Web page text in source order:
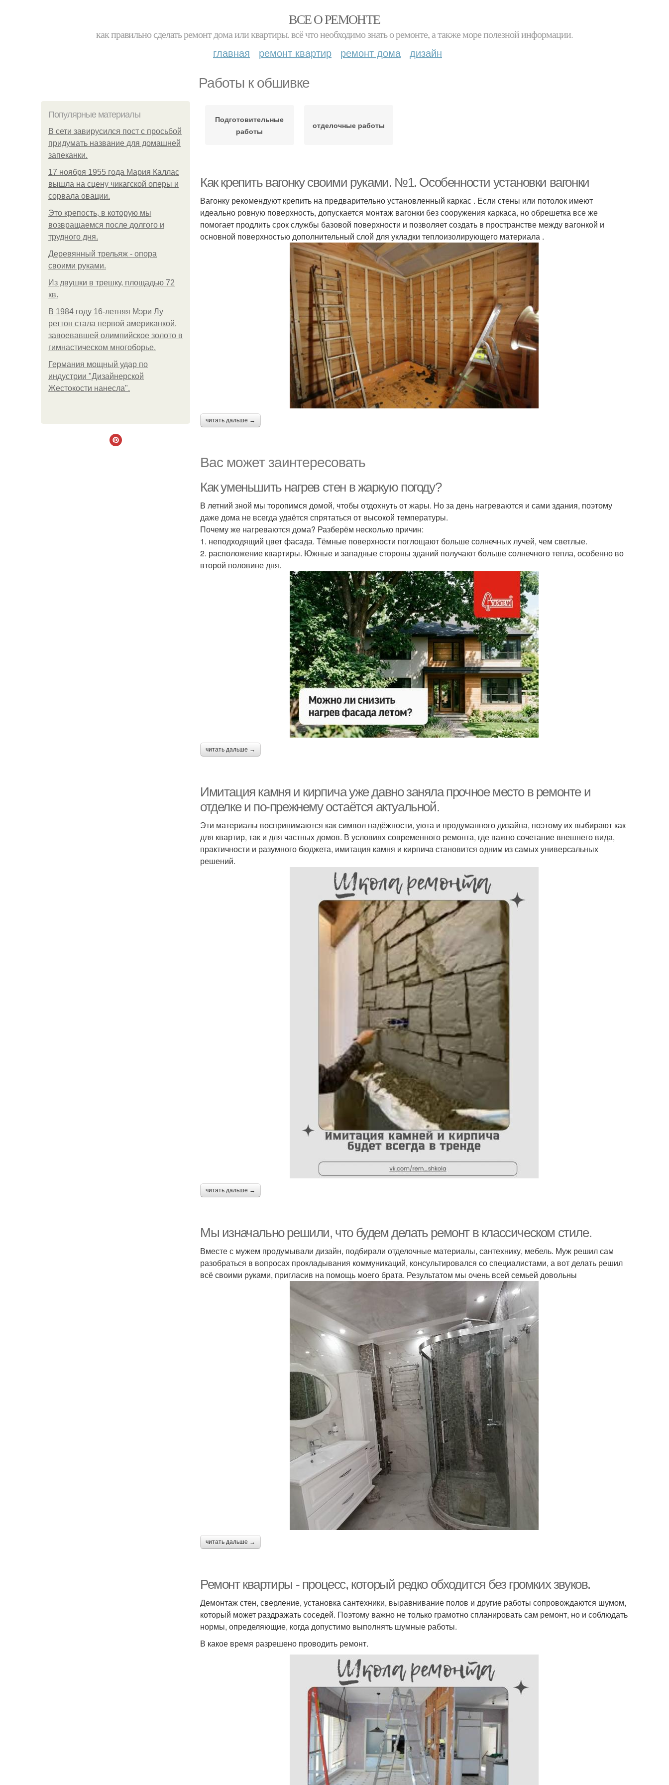
ВСЕ О РЕМОНТЕ
как правильно сделать ремонт дома или квартиры. всё что необходимо знать о ремонте, а также море полезной информации.
главная ремонт квартир ремонт дома дизайн
Работы к обшивке
Популярные материалы
В сети завирусился пост с просьбой
придумать название для домашней
запеканки.
17 ноября 1955 года Мария Каллас
вышла на сцену чикагской оперы и
сорвала овации.
Это крепость, в которую мы
возвращаемся после долгого и
трудного дня.
Деревянный трельяж - опора
своими руками.
Из двушки в трешку, площадью 72
кв.
В 1984 году 16-летняя Мэри Лу
реттон стала первой американкой,
завоевавшей олимпийское золото в
гимнастическом многоборье.
Германия мощный удар по
индустрии "Дизайнерской
Жестокости нанесла".
Подготовительные
работы
отделочные работы
Как крепить вагонку своими руками. №1. Особенности установки вагонки
Вагонку рекомендуют крепить на предварительно установленный каркас . Если стены или потолок имеют
идеально ровную поверхность, допускается монтаж вагонки без сооружения каркаса, но обрешетка все же
помогает продлить срок службы базовой поверхности и позволяет создать в пространстве между вагонкой и
основной поверхностью дополнительный слой для укладки теплоизолирующего материала .
читать дальше →
Вас может заинтересовать
Как уменьшить нагрев стен в жаркую погоду?
В летний зной мы торопимся домой, чтобы отдохнуть от жары. Но за день нагреваются и сами здания, поэтому
даже дома не всегда удаётся спрятаться от высокой температуры.
Почему же нагреваются дома? Разберём несколько причин:
1. неподходящий цвет фасада. Тёмные поверхности поглощают больше солнечных лучей, чем светлые.
2. расположение квартиры. Южные и западные стороны зданий получают больше солнечного тепла, особенно во
второй половине дня.
читать дальше →
Имитация камня и кирпича уже давно заняла прочное место в ремонте и
отделке и по-прежнему остаётся актуальной.
Эти материалы воспринимаются как символ надёжности, уюта и продуманного дизайна, поэтому их выбирают как
для квартир, так и для частных домов. В условиях современного ремонта, где важно сочетание внешнего вида,
практичности и разумного бюджета, имитация камня и кирпича становится одним из самых универсальных
решений.
читать дальше →
Мы изначально решили, что будем делать ремонт в классическом стиле.
Вместе с мужем продумывали дизайн, подбирали отделочные материалы, сантехнику, мебель. Муж решил сам
разобраться в вопросах прокладывания коммуникаций, консультировался со специалистами, а вот делать решил
всё своими руками, пригласив на помощь моего брата. Результатом мы очень всей семьей довольны
читать дальше →
Ремонт квартиры - процесс, который редко обходится без громких звуков.
Демонтаж стен, сверление, установка сантехники, выравнивание полов и другие работы сопровождаются шумом,
который может раздражать соседей. Поэтому важно не только грамотно спланировать сам ремонт, но и соблюдать
нормы, определяющие, когда допустимо выполнять шумные работы.
В какое время разрешено проводить ремонт.